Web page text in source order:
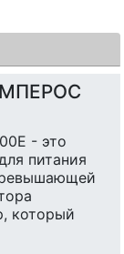
- это
питания
который